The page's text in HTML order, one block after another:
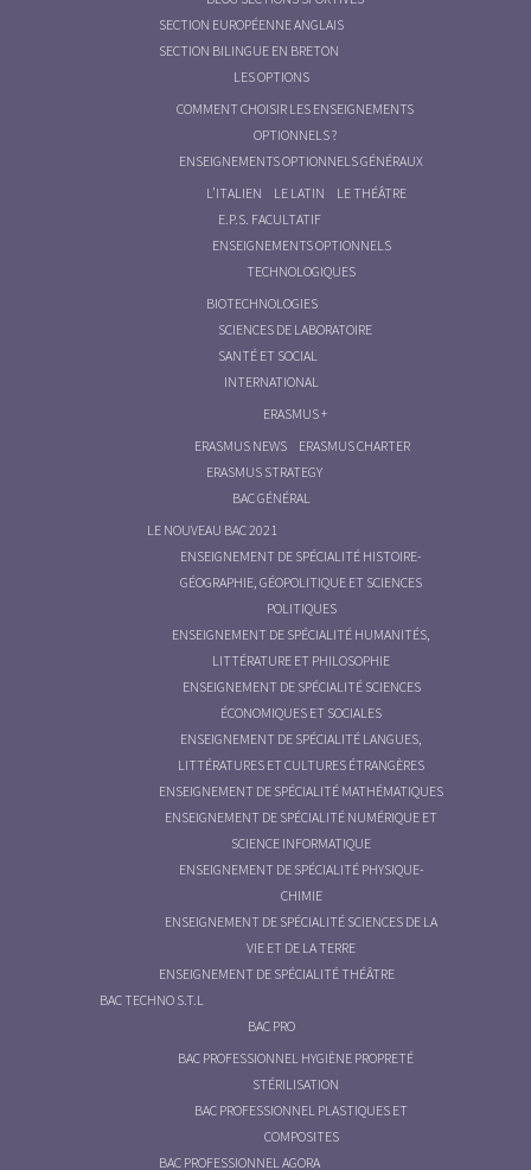
SECTION EUROPÉENNE ANGLAIS
SECTION BILINGUE EN BRETON
LES OPTIONS
COMMENT CHOISIR LES ENSEIGNEMENTS
OPTIONNELS ?
ENSEIGNEMENTS OPTIONNELS GÉNÉRAUX
L’ITALIEN
LE LATIN
LE THÉÂTRE
E.P.S. FACULTATIF
ENSEIGNEMENTS OPTIONNELS
TECHNOLOGIQUES
BIOTECHNOLOGIES
SCIENCES DE LABORATOIRE
SANTÉ ET SOCIAL
INTERNATIONAL
ERASMUS +
ERASMUS NEWS
ERASMUS CHARTER
ERASMUS STRATEGY
BAC GÉNÉRAL
LE NOUVEAU BAC 2021
ENSEIGNEMENT DE SPÉCIALITÉ HISTOIRE-
GÉOGRAPHIE, GÉOPOLITIQUE ET SCIENCES
POLITIQUES
ENSEIGNEMENT DE SPÉCIALITÉ HUMANITÉS,
LITTÉRATURE ET PHILOSOPHIE
ENSEIGNEMENT DE SPÉCIALITÉ SCIENCES
ÉCONOMIQUES ET SOCIALES
ENSEIGNEMENT DE SPÉCIALITÉ LANGUES,
LITTÉRATURES ET CULTURES ÉTRANGÈRES
ENSEIGNEMENT DE SPÉCIALITÉ MATHÉMATIQUES
ENSEIGNEMENT DE SPÉCIALITÉ NUMÉRIQUE ET
SCIENCE INFORMATIQUE
ENSEIGNEMENT DE SPÉCIALITÉ PHYSIQUE-
CHIMIE
ENSEIGNEMENT DE SPÉCIALITÉ SCIENCES DE LA
VIE ET DE LA TERRE
ENSEIGNEMENT DE SPÉCIALITÉ THÉÂTRE
BAC TECHNO S.T.L
BAC PRO
BAC PROFESSIONNEL HYGIÈNE PROPRETÉ
STÉRILISATION
BAC PROFESSIONNEL PLASTIQUES ET
COMPOSITES
BAC PROFESSIONNEL AGORA